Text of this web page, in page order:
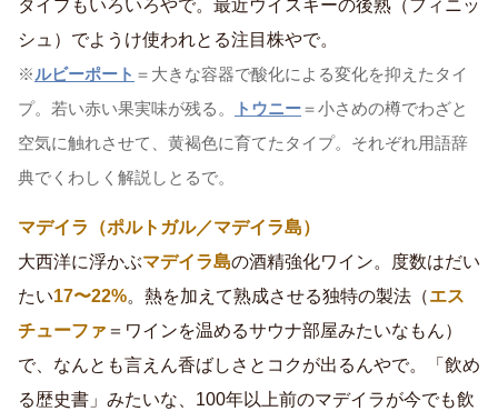
タイプもいろいろやで。最近ウイスキーの後熟（フィニッ
シュ）でようけ使われとる注目株やで。
※ルビーポート ＝大きな容器で酸化による変化を抑えたタイ
プ。若い赤い果実味が残る。
トウニー＝小さめの樽でわざと
空気に触れさせて、黄褐色に育てたタイプ。それぞれ用語辞
典でくわしく解説しとるで。
マデイラ（ポルトガル／マデイラ島）
大西洋に浮かぶマデイラ島の酒精強化ワイン。度数はだい
たい17〜22%。熱を加えて熟成させる独特の製法（エス
チューファ ＝ワインを温めるサウナ部屋みたいなもん）
で、なんとも言えん香ばしさとコクが出るんやで。「飲め
る歴史書」みたいな、100年以上前のマデイラが今でも飲